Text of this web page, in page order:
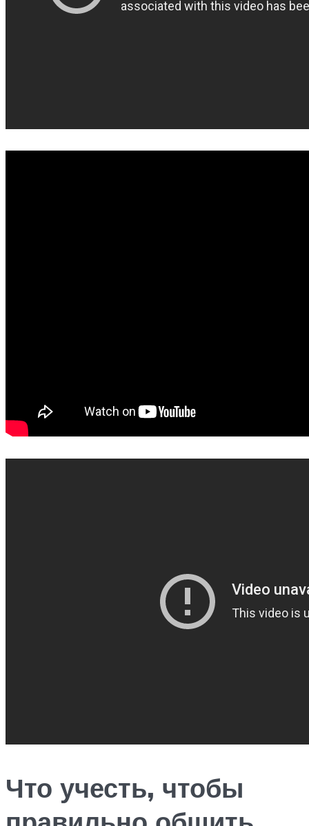
Что учесть, чтобы